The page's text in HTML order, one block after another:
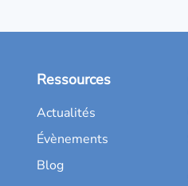
Ressources
Actualités
Évènements
Blog